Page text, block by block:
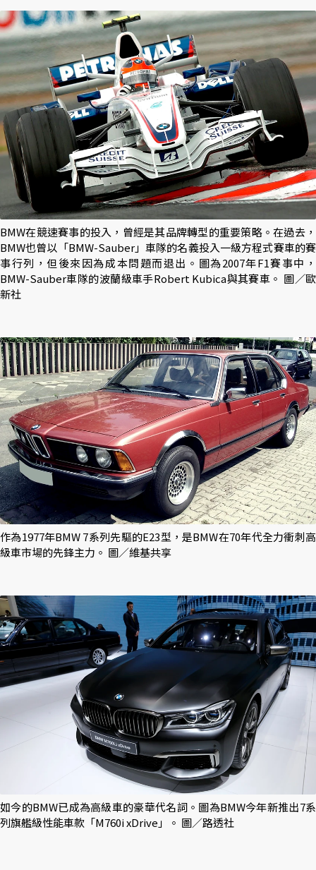
BMW在競速賽事的投入，曾經是其品牌轉型的重要策略。在過去，
BMW也曾以「BMW-Sauber」車隊的名義投入一級方程式賽車的賽
事行列，但後來因為成本問題而退出。圖為2007年F1賽事中，
BMW-Sauber車隊的波蘭級車手Robert Kubica與其賽車。 圖／歐
新社
作為1977年BMW 7系列先驅的E23型，是BMW在70年代全力衝刺高
級車市場的先鋒主力。 圖／維基共享
如今的BMW已成為高級車的豪華代名詞。圖為BMW今年新推出7系
列旗艦級性能車款「M760i xDrive」。 圖／路透社